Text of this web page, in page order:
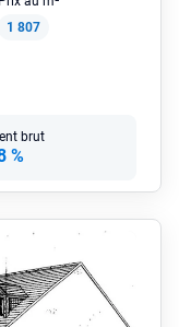
1 807
brut
%